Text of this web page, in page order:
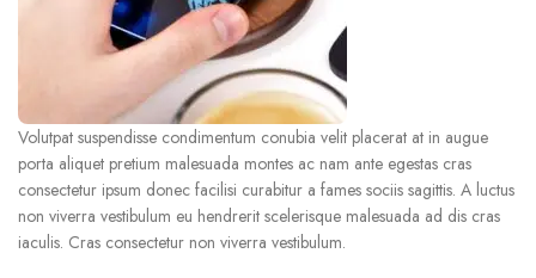
Volutpat suspendisse condimentum conubia velit placerat at in augue
porta aliquet pretium malesuada montes ac nam ante egestas cras
consectetur ipsum donec facilisi curabitur a fames sociis sagittis. A luctus
non viverra vestibulum eu hendrerit scelerisque malesuada ad dis cras
iaculis. Cras consectetur non viverra vestibulum.